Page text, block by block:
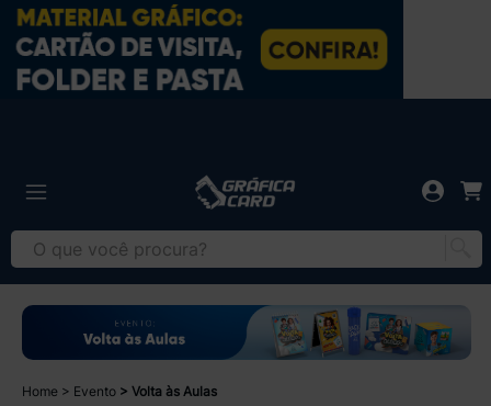
Home Evento Volta às Aulas